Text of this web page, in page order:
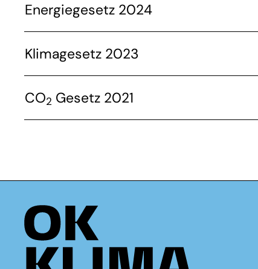
Energiegesetz 2024
Klimagesetz 2023
CO2 Gesetz 2021